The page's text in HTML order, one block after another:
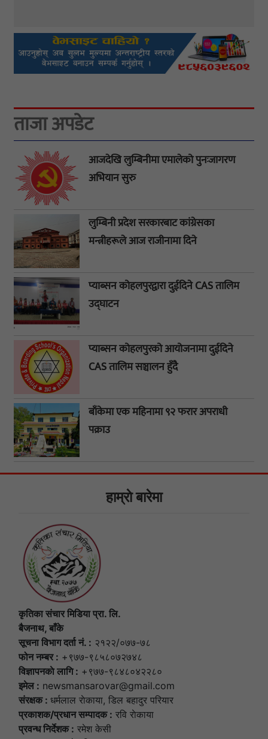
ताजा अपडेट
आजदेखि लुम्बिनीमा एमालेको पुनःजागरण
अभियान सुरु
लुम्बिनी प्रदेश सरकारबाट कांग्रेसका
मन्त्रीहरूले आज राजीनामा दिने
प्याब्सन कोहलपुरद्वारा दुईदिने CAS तालिम
उद्घाटन
प्याब्सन कोहलपुरको आयोजनामा दुईदिने
CAS तालिम सञ्चालन हुँदै
बाँकेमा एक महिनामा ९२ फरार अपराधी
पक्राउ
हाम्राे बारेमा
कृतिका संचार मिडिया प्रा. लि.
बैजनाथ, बाँके
सूचना विभाग दर्ता नं. : २१२२/०७७-७८
फोन नम्बर : +९७७-९८५८०७२७४८
विज्ञापनकाे लागि : +९७७-९८४८०४२२८०
इमेल : newsmansarovar@gmail.com
संरक्षक : धर्मलाल राेकाया, डिल बहादुर परियार
प्रकाशक/प्रधान सम्पादक : रवि राेकाया
प्रवन्ध निर्देशक : रमेश केसी